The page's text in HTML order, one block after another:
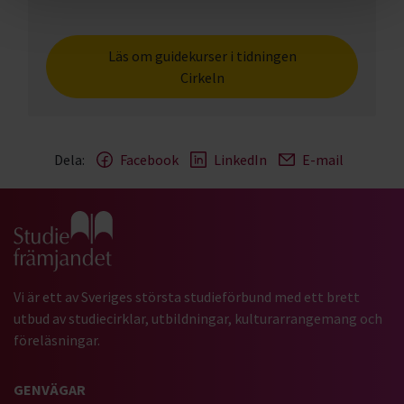
Läs om guidekurser i tidningen
Cirkeln
Dela: Facebook LinkedIn E-mail
Gå till studiefrämjandets startsida
Vi är ett av Sveriges största studieförbund med ett brett
utbud av studiecirklar, utbildningar, kulturarrangemang och
föreläsningar.
GENVÄGAR